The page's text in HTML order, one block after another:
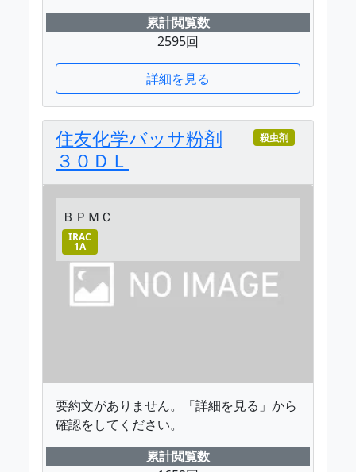
累計閲覧数
2595回
詳細を見る
住友化学バッサ粉剤
３０ＤＬ
殺虫剤
ＢＰＭＣ
IRAC
1A
要約文がありません。「詳細を見る」から
確認をしてください。
累計閲覧数